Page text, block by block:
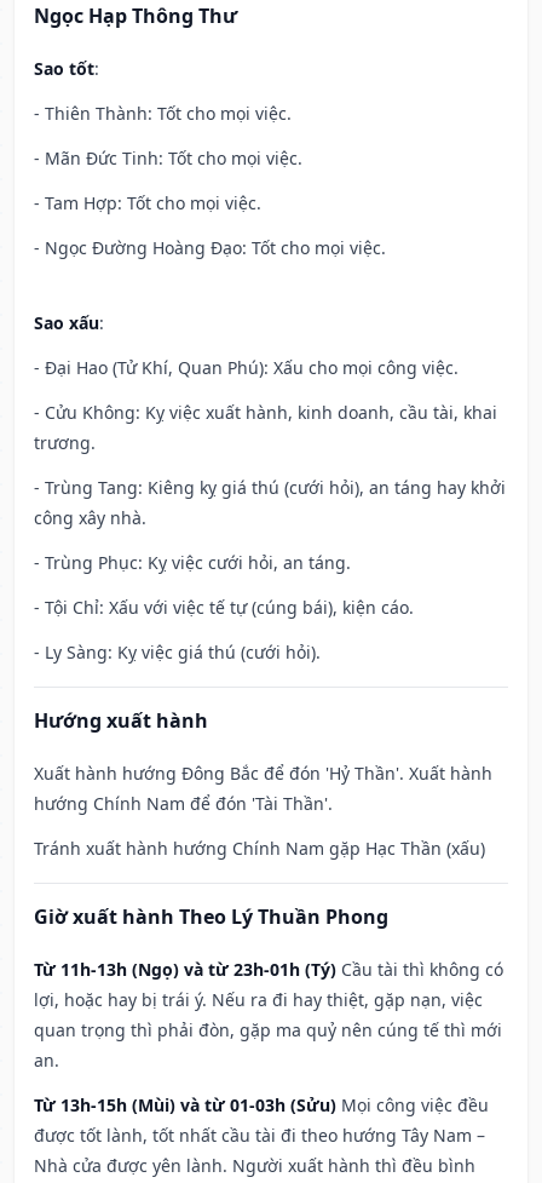
Ngọc Hạp Thông Thư
Sao tốt:
- Thiên Thành: Tốt cho mọi việc.
- Mãn Đức Tinh: Tốt cho mọi việc.
- Tam Hợp: Tốt cho mọi việc.
- Ngọc Đường Hoàng Đạo: Tốt cho mọi việc.
Sao xấu:
- Đại Hao (Tử Khí, Quan Phú): Xấu cho mọi công việc.
- Cửu Không: Kỵ việc xuất hành, kinh doanh, cầu tài, khai
trương.
- Trùng Tang: Kiêng kỵ giá thú (cưới hỏi), an táng hay khởi
công xây nhà.
- Trùng Phục: Kỵ việc cưới hỏi, an táng.
- Tội Chỉ: Xấu với việc tế tự (cúng bái), kiện cáo.
- Ly Sàng: Kỵ việc giá thú (cưới hỏi).
Hướng xuất hành
Xuất hành hướng Đông Bắc để đón 'Hỷ Thần'. Xuất hành
hướng Chính Nam để đón 'Tài Thần'.
Tránh xuất hành hướng Chính Nam gặp Hạc Thần (xấu)
Giờ xuất hành Theo Lý Thuần Phong
Từ 11h-13h (Ngọ) và từ 23h-01h (Tý) Cầu tài thì không có
lợi, hoặc hay bị trái ý. Nếu ra đi hay thiệt, gặp nạn, việc
quan trọng thì phải đòn, gặp ma quỷ nên cúng tế thì mới
an.
Từ 13h-15h (Mùi) và từ 01-03h (Sửu) Mọi công việc đều
được tốt lành, tốt nhất cầu tài đi theo hướng Tây Nam –
Nhà cửa được yên lành. Người xuất hành thì đều bình